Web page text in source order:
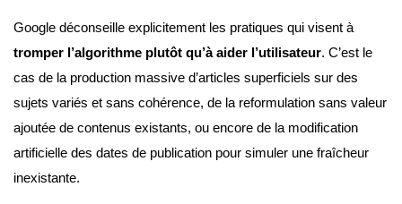
Google déconseille explicitement les pratiques qui visent à
tromper l’algorithme plutôt qu’à aider l’utilisateur. C’est le
cas de la production massive d’articles superficiels sur des
sujets variés et sans cohérence, de la reformulation sans valeur
ajoutée de contenus existants, ou encore de la modification
artificielle des dates de publication pour simuler une fraîcheur
inexistante.